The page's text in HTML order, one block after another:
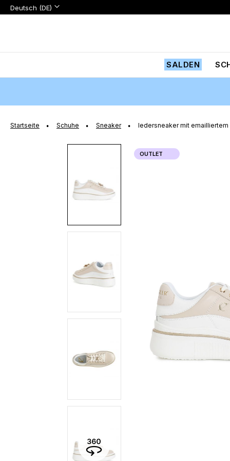
Sprache
Sprache:
Deutsch (DE)
SALDEN
Startseite Schuhe Sneaker ledersneaker mit
Bildgalerie
springen
OUTLET